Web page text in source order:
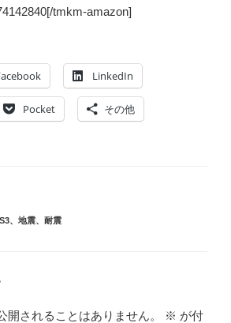
tmkm-amazon]
LinkedIn
Pocket その他
S3、 地震、 耐震
開されることはありません。 ※ が付